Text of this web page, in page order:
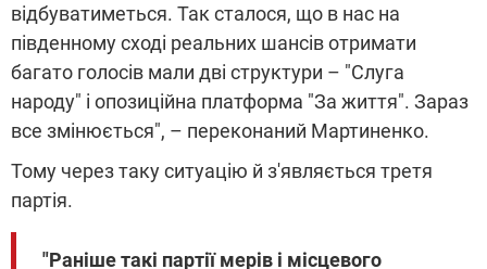
відбуватиметься. Так сталося, що в нас на
південному сході реальних шансів отримати
багато голосів мали дві структури – "Слуга
народу" і опозиційна платформа "За життя". Зараз
все змінюється", – переконаний Мартиненко.
Тому через таку ситуацію й з'являється третя
партія.
"Раніше такі партії мерів і місцевого